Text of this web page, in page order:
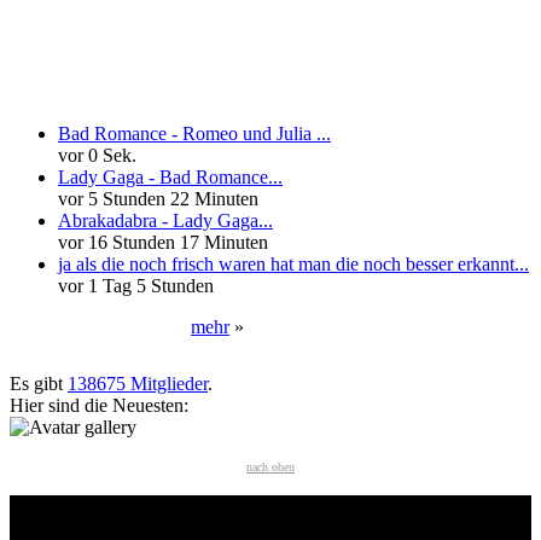
Bad Romance - Romeo und Julia ...
vor 0 Sek.
Lady Gaga - Bad Romance...
vor 5 Stunden 22 Minuten
Abrakadabra - Lady Gaga...
vor 16 Stunden 17 Minuten
ja als die noch frisch waren hat man die noch besser erkannt...
vor 1 Tag 5 Stunden
mehr»
Es gibt 138675 Mitglieder.
Hier sind die Neuesten:
nach oben